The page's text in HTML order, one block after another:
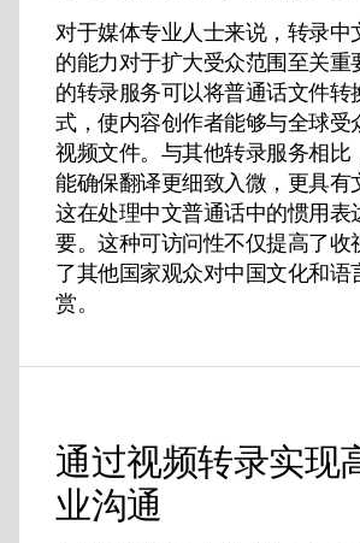
对于媒体专业人士来说，转录中
的能力对于扩大受众范围至关重
的转录服务可以将普通话文件转
式，使内容创作者能够与全球受
视频文件。与其他转录服务相比
能确保翻译更细致入微，更具有
这在处理中文普通话中的惯用表
要。这种可访问性不仅提高了收
了其他国家观众对中国文化和语
赏。
通过视频转录实现
业沟通